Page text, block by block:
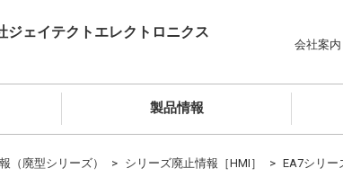
ジェイテクトエレクトロニクス
製品情報
会社案内
（廃型シリーズ） シリーズ廃止情報［HMI］ EA7シリー